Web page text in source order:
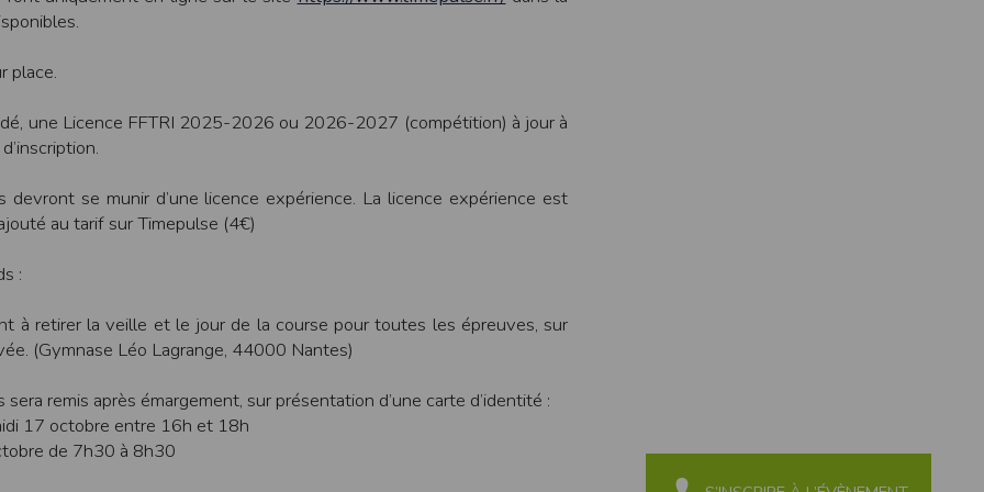
place.
une Licence FFTRI 2025-2026 ou 2026-2027 (compétition) à jour à
devront se munir d’une licence expérience. La licence expérience est
au tarif sur Timepulse (4€)
:
à retirer la veille et le jour de la course pour toutes les épreuves, sur
(Gymnase Léo Lagrange, 44000 Nantes)
remis après émargement, sur présentation d’une carte d’identité :
17 octobre entre 16h et 18h
de 7h30 à 8h30
> Préférences.
à la section
navigateur depuis nos serveurs, que vous utilisiez un ordinateur, une tablette ou un smartphone.
les visiteurs d'une page.
européenne : La RGPD A ce titre, un DPO a été nommé : contact@timepulse.run
à l'informatique et aux libertés, modifiée en août 2004, le présent site à été déclaré à la Commission Nationale de
2011834.
lors de l'inscription sont nécessaires aux fins de bénéficier des fonctionnalités du site. Les données
permettent d'effectuer des statistiques quant à la consultation de ses pages web, et d'effectuer une localisation
données collectées et ultérieurement traitées par nos soins sont celles que vous nous transmettez volontairement